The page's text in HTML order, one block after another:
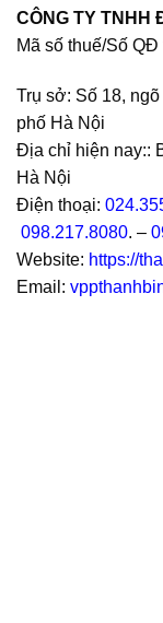
CÔNG TY TNHH
Mã số thuế/Số QĐ
Trụ sở: Số 18,
phố Hà Nội
Địa chỉ hiện nay::
Hà Nội
Điện thoại:
098.217.8080. –
Website: https://
Email: